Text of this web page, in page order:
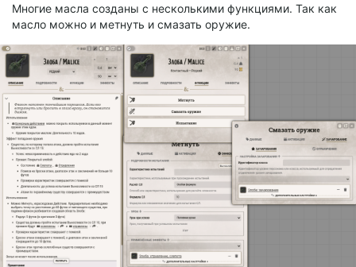
Многие масла созданы с несколькими функциями. Так как
масло можно и метнуть и смазать оружие.